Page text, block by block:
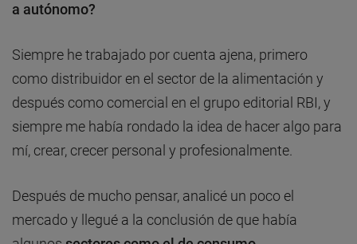
a autónomo?
Siempre he trabajado por cuenta ajena, primero
como distribuidor en el sector de la alimentación y
después como comercial en el grupo editorial RBI, y
siempre me había rondado la idea de hacer algo para
mí, crear, crecer personal y profesionalmente.
Después de mucho pensar, analicé un poco el
mercado y llegué a la conclusión de que había